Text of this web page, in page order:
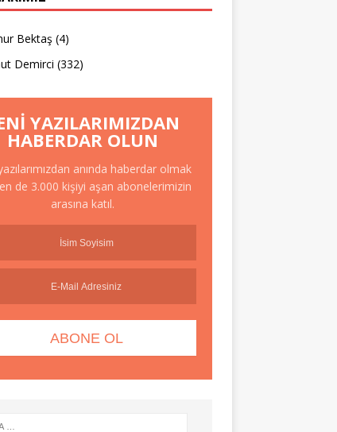
Bektaş (4)
Demirci (332)
YAZILARIMIZDAN
HABERDAR OLUN
anında haberdar olmak
de 3.000 kişiyi aşan abonelerimizin
arasına katıl.